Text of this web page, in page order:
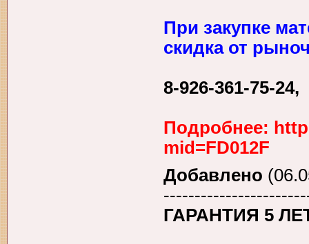
При закупке
скидка от
8-926-361-75-
Подробнее:
mid=FD012F
Добавлено
ГАРАНТИЯ 5